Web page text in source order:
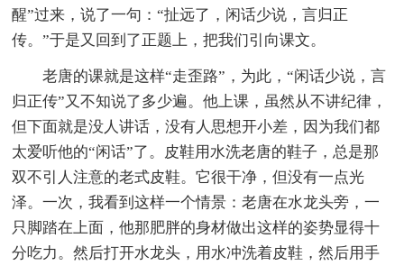
醒”过来，说了一句：“扯远了，闲话少说，言归正
传。”于是又回到了正题上，把我们引向课文。
老唐的课就是这样“走歪路”，为此，“闲话少说，言
归正传”又不知说了多少遍。他上课，虽然从不讲纪律，
但下面就是没人讲话，没有人思想开小差，因为我们都
太爱听他的“闲话”了。皮鞋用水洗老唐的鞋子，总是那
双不引人注意的老式皮鞋。它很干净，但没有一点光
泽。一次，我看到这样一个情景：老唐在水龙头旁，一
只脚踏在上面，他那肥胖的身材做出这样的姿势显得十
分吃力。然后打开水龙头，用水冲洗着皮鞋，然后用手